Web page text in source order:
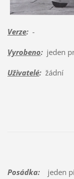
Verze:-
Vyrobeno:jeden
Uživatelé:žádní
Posádka:jeden